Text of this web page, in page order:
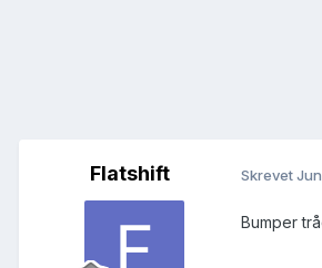
Flatshift Skrevet
Bumper